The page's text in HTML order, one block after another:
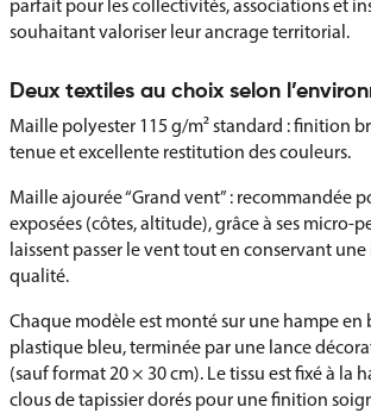
parfait pour les collectivités, associations et
souhaitant valoriser leur ancrage territorial.
Deux textiles au choix selon
Maille polyester 115 g/m² standard : finition
tenue et excellente restitution des couleurs.
Maille ajourée “Grand vent” : recommandée
exposées (côtes, altitude), grâce à ses micro-
laissent passer le vent tout en conservant
qualité.
Chaque modèle est monté sur une hampe en
plastique bleu, terminée par une lance
(sauf format 20 × 30 cm). Le tissu est fixé à la
clous de tapissier dorés pour une finition